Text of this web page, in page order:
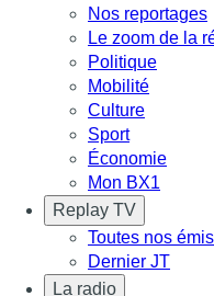
Nos reportages
Le zoom de la
Politique
Mobilité
Culture
Sport
Économie
Mon BX1
Replay TV
Toutes nos
Dernier JT
La radio